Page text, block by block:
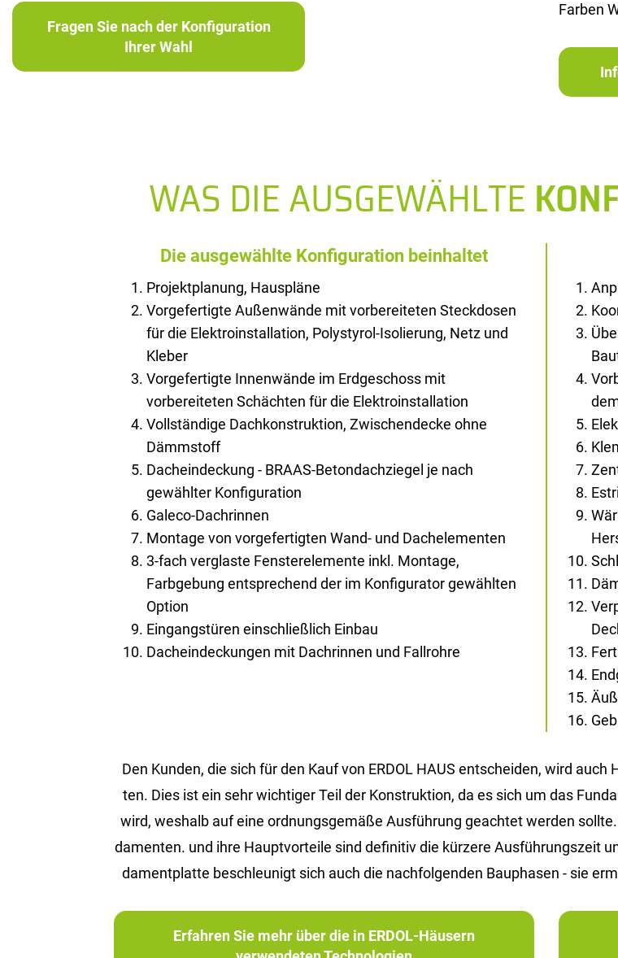
Far­ben
Fragen Sie nach der Konfiguration
Ihrer Wahl
WAS DIE AUSGEWÄHLTE
Die ausgewählte Konfiguration beinhaltet
Projektplanung, Hauspläne
Vorgefertigte Außenwände mit vorbereiteten Steckdosen
für die Elektroinstallation, Polystyrol-Isolierung, Netz und
Kleber
Vorgefertigte Innenwände im Erdgeschoss mit
vorbereiteten Schächten für die Elektroinstallation
Vollständige Dachkonstruktion, Zwischendecke ohne
Dämmstoff
Dacheindeckung - BRAAS-Betondachziegel je nach
gewählter Konfiguration
Galeco-Dachrinnen
Montage von vorgefertigten Wand- und Dachelementen
3-fach verglaste Fensterelemente inkl. Montage,
Farbgebung entsprechend der im Konfigurator gewählten
Option
Eingangstüren einschließlich Einbau
Dacheindeckungen mit Dachrinnen und Fallrohre
Den Kun­den, die sich für den Kauf von ERDOL HAUS ent­schei­den, wird
ten. Dies ist ein sehr wich­ti­ger Teil der Kon­struk­ti­on, da es sich um das
wird, wes­halb auf eine ord­nungs­ge­mä­ße Aus­füh­rung ge­ach­tet wer­den
da­men­ten. und ihre Haupt­vor­tei­le sind de­fi­ni­tiv die kür­ze­re Aus­füh­rungs­zeit
da­ment­plat­te be­schleu­nigt sich auch die nach­fol­gen­den Bau­pha­sen - sie
Erfahren Sie mehr über die in ERDOL-Häusern